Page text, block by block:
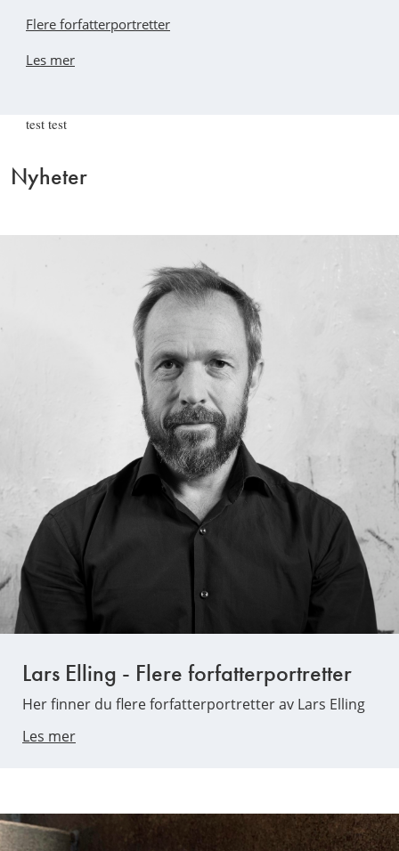
Flere forfatterportretter
Les mer
test test
Nyheter
Lars Elling - Flere forfatterportretter
Her finner du flere forfatterportretter av Lars Elling
Les mer